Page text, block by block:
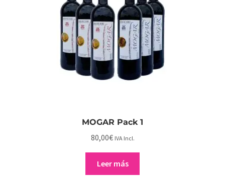
MOGAR Pack 1
80,00€ IVA Incl.
Leer más